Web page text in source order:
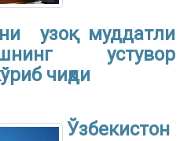
узоқ муддатли
устувор
чиқди
Ўзбекистон